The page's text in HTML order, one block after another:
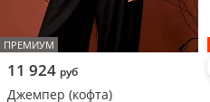
ПРЕМИУМ
11 924 руб
Джемпер (кофта)